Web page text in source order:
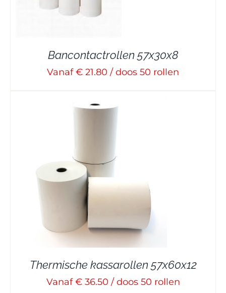
Bancontactrollen 57x30x8
Vanaf € 21.80 / doos 50 rollen
Thermische kassarollen 57x60x12
Vanaf € 36.50 / doos 50 rollen